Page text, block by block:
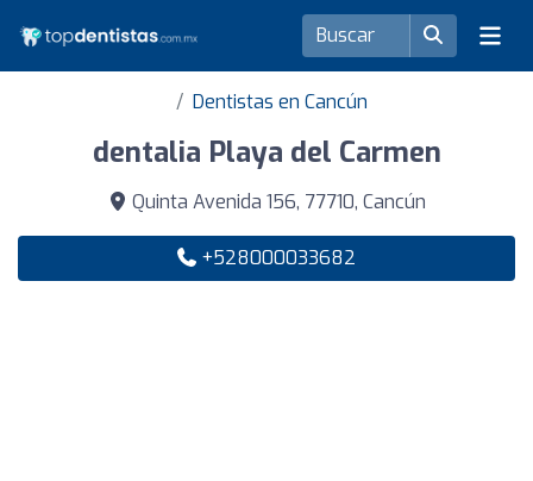
Dentistas en Cancún
dentalia Playa del Carmen
Quinta Avenida 156, 77710, Cancún
+528000033682